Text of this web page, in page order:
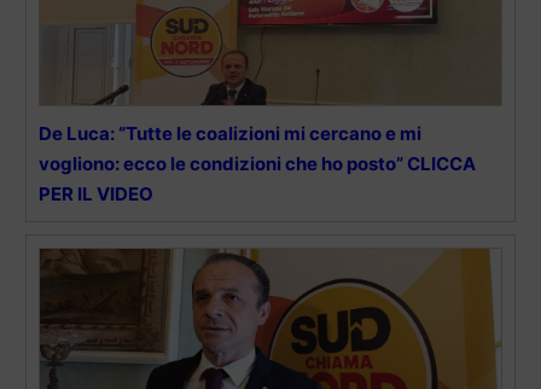
De Luca: “Tutte le coalizioni mi cercano e mi
vogliono: ecco le condizioni che ho posto” CLICCA
PER IL VIDEO